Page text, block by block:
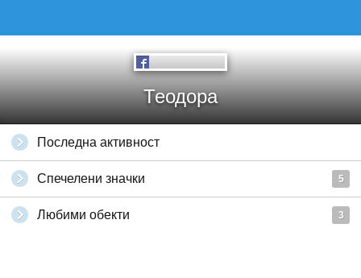
Теодора
Последна активност
Спечелени значки 5
Любими обекти 3